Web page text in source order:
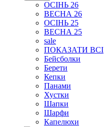
ОСІНЬ 26
ВЕСНА 26
ОСІНЬ 25
ВЕСНА 25
sale
ПОКАЗАТИ ВСІ
Бейсболки
Берети
Кепки
Панами
Хустки
Шапки
Шарфи
Капелюхи